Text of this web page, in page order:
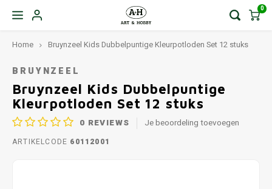
0
Home Bruynzeel Kids Dubbelpuntige Kleurpotloden Set 12 stuks
BRUYNZEEL
Bruynzeel Kids Dubbelpuntige
Kleurpotloden Set 12 stuks
0 REVIEWS Je beoordeling toevoegen
ARTIKELCODE 60112001